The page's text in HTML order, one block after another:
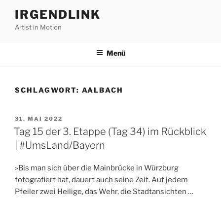
Inhalt
springen
IRGENDLINK
Artist in Motion
Menü
SCHLAGWORT: AALBACH
VERÖFFENTLICHT
AM
31. MAI 2022
Tag 15 der 3. Etappe (Tag 34) im Rückblick
| #UmsLand/Bayern
»Bis man sich über die Mainbrücke in Würzburg
fotografiert hat, dauert auch seine Zeit. Auf jedem
Pfeiler zwei Heilige, das Wehr, die Stadtansichten …